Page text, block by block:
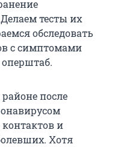
тесты их
обследовать
с симптомами
после
контактов и
Хотя